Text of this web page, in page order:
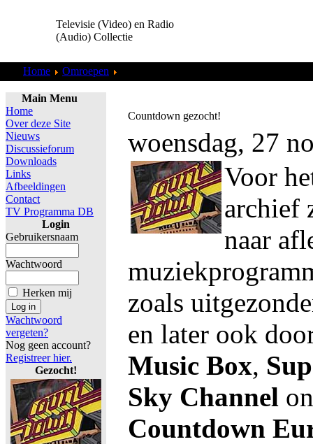
Televisie (Video) en Radio
(Audio) Collectie
Home Omroepen
Main Menu
Home
Over deze Site
Nieuws
Discussieforum
Downloads
Links
Afbeeldingen
Contact
TV Programma DB
Login
Gebruikersnaam
Wachtwoord
Herken mij
Wachtwoord
vergeten?
Nog geen account?
Registreer hier.
Gezocht!
Countdown gezocht!
woensdag, 27
Voor
archief
naar
zoals
en later ook
Music Box,
Sky Channel
Countdown